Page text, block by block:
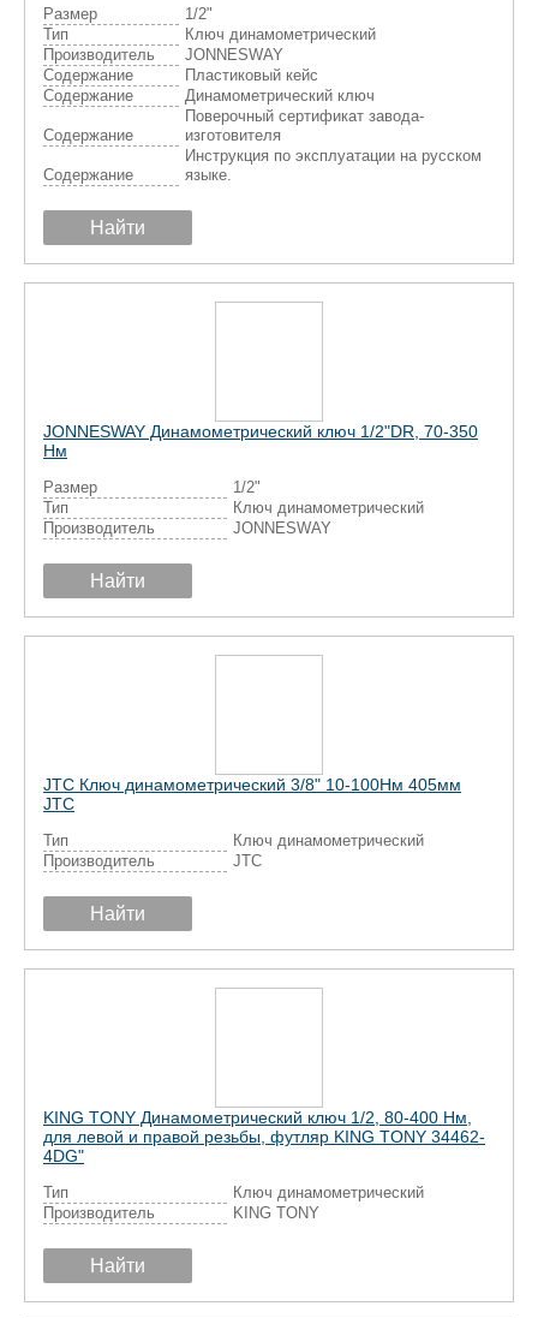
Размер
1/2"
Тип
Ключ динамометрический
Производитель
JONNESWAY
Содержание
Пластиковый кейс
Содержание
Динамометрический ключ
Содержание
Поверочный сертификат завода-
изготовителя
Содержание
Инструкция по эксплуатации на русском
языке.
Найти
JONNESWAY Динамометрический ключ 1/2"DR, 70-350
Нм
Размер
1/2"
Тип
Ключ динамометрический
Производитель
JONNESWAY
Найти
JTC Ключ динамометрический 3/8" 10-100Нм 405мм
JTC
Тип
Ключ динамометрический
Производитель
JTC
Найти
KING TONY Динамометрический ключ 1/2, 80-400 Нм,
для левой и правой резьбы, футляр KING TONY 34462-
4DG"
Тип
Ключ динамометрический
Производитель
KING TONY
Найти